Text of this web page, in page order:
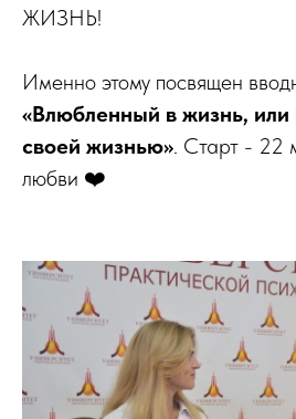
ЖИЗНЬ!
Именно этому посвящен
«Влюбленный в жизнь, или
своей жизнью». Старт - 22
любви ❤️